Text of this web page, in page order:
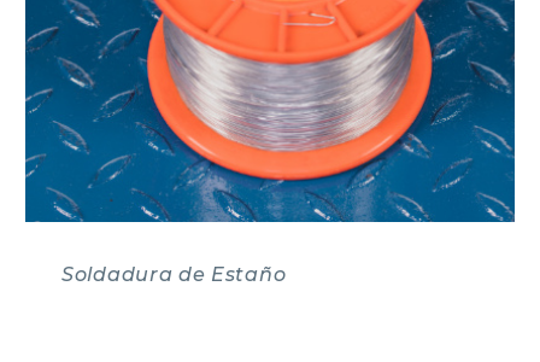
Soldadura de Estaño